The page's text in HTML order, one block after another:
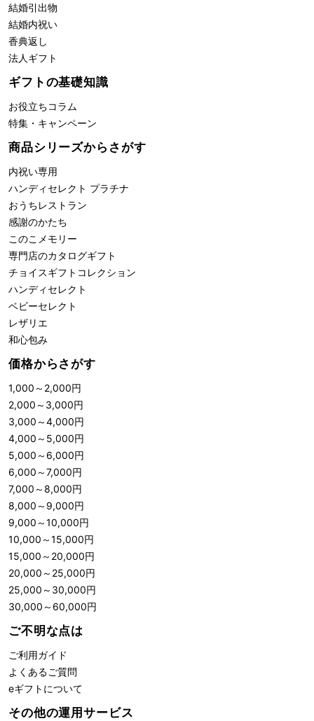
結婚引出物
結婚内祝い
香典返し
法人ギフト
ギフトの基礎知識
お役立ちコラム
特集・キャンペーン
商品シリーズからさがす
内祝い専用
ハンディセレクト プラチナ
おうちレストラン
感謝のかたち
このこメモリー
専門店のカタログギフト
チョイスギフトコレクション
ハンディセレクト
ベビーセレクト
レザリエ
和心包み
価格からさがす
1,000 ～ 2,000円
2,000 ～ 3,000円
3,000 ～4,000円
4,000 ～ 5,000円
5,000 ～ 6,000円
6,000 ～7,000円
7,000 ～8,000円
8,000 ～ 9,000円
9,000 ～10,000円
10,000 ～15,000円
15,000 ～ 20,000円
20,000 ～ 25,000円
25,000 ～ 30,000円
30,000 ～ 60,000円
ご不明な点は
ご利用ガイド
よくあるご質問
eギフトについて
その他の運用サービス